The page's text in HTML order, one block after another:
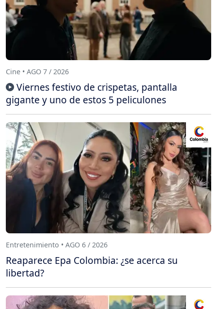
Cine • AGO 7 / 2026
Viernes festivo de crispetas, pantalla
gigante y uno de estos 5 peliculones
Entretenimiento • AGO 6 / 2026
Reaparece Epa Colombia: ¿se acerca su
libertad?